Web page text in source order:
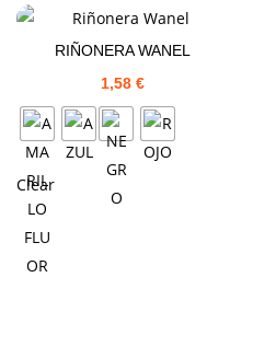
RIÑONERA WANEL
1,58 €
Clear